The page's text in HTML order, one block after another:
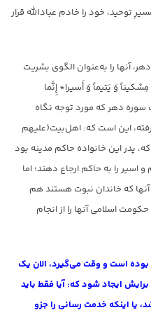
توحید، خود را خادم عبادالله قرار
آنها را به‌عنوان الگوی بشریت
وَ يَتيماً وَ أَسيرا* إِنَّما
سوره دهر که مورد توجه نگاه
این است که: اهل‌بیت(علیهم
که، پدر این خانواده حاکم مدینه بود
را به حاکم ارجاع دهند؛ اما
که خاندان نبوت هستند هم
اسلامی آنها را از انجام
است و وقت می‌گیرد، الان یک
ایجاد شود که: آیا فقط باید
یا اینکه خدمت رسانی را جزو